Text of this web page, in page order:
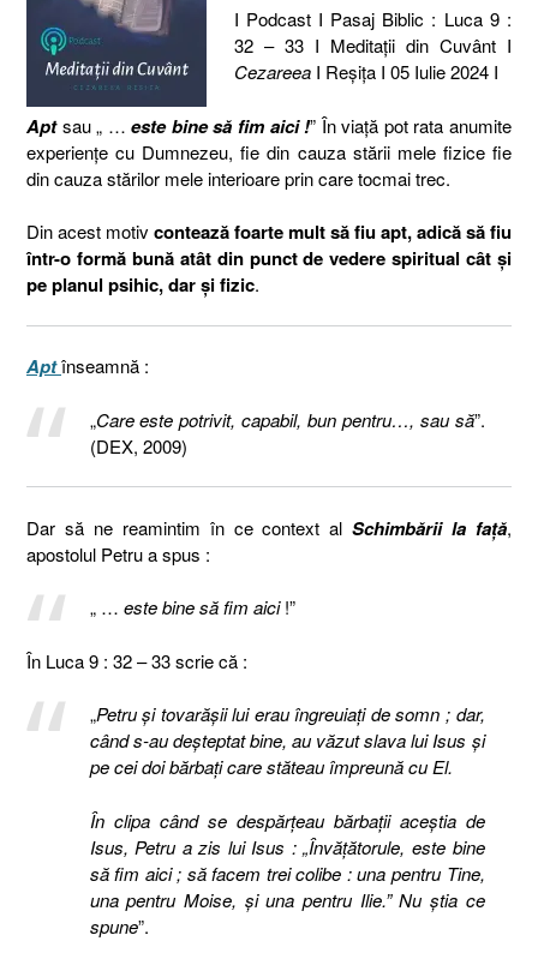
I Podcast I Pasaj Biblic : Luca 9 :
32 – 33 I Meditaţii din Cuvânt I
CezareeaI Reşiţa I 05 Iulie 2024 I
Aptsau „ …este bine să fim aici !” În viață pot rata anumite
experiențe cu Dumnezeu, fie din cauza stării mele fizice fie
din cauza stărilor mele interioare prin care tocmai trec.
Din acest motivcontează foarte mult să fiu apt, adică să fiu
într-o formă bună atât din punct de vedere spiritual cât și
pe planul psihic, dar și fizic.
Aptînseamnă :
„Care este potrivit, capabil, bun pentru…, sau să”.
(DEX, 2009)
Dar să ne reamintim în ce context alSchimbării la față,
apostolul Petru a spus :
„ … este bine să fim aici!”
În Luca 9 : 32 – 33 scrie că :
„Petru şi tovarăşii lui erau îngreuiaţi de somn ; dar,
când s-au deşteptat bine, au văzut slava lui Isus şi
pe cei doi bărbaţi care stăteau împreună cu El.
În clipa când se despărţeau bărbaţii aceştia de
Isus, Petru a zis lui Isus : „Învăţătorule, este bine
să fim aici ; să facem trei colibe : una pentru Tine,
una pentru Moise, şi una pentru Ilie.” Nu ştia ce
spune”.